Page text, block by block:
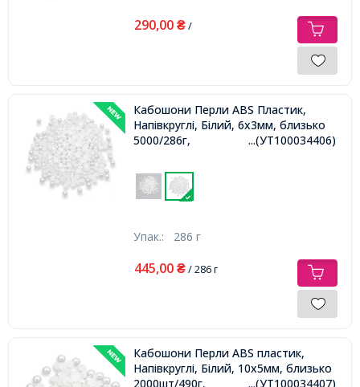
290,00 ₴/
Кабошони Перли ABS Пластик,
Напівкруглі, Білий, 6х3мм, близько
5000/286г,
...(УТ100034406)
Упак.: 286 г
445,00 ₴/ 286 г
Кабошони Перли ABS пластик,
Напівкруглі, Білий, 10х5мм, близько
2000шт/490г,
...(УТ100034407)